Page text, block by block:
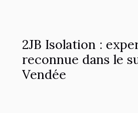
2JB Isolation :
reconnue dans le
Vendée